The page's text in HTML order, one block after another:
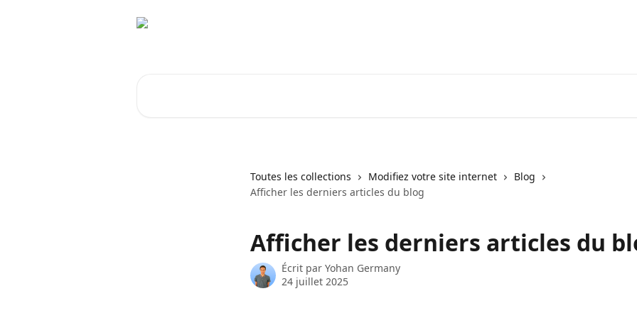
Toutes les collections Modifiez votre site internet
Blog
Afficher les derniers articles du blog
Afficher les derniers articles du
Écrit par Yohan Germany
24 juillet 2025